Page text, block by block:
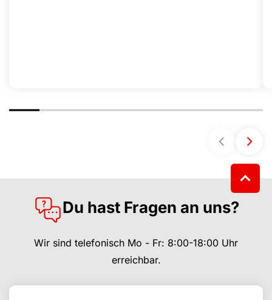
Du hast Fragen an uns?
Wir sind telefonisch Mo - Fr: 8:00-18:00 Uhr
erreichbar.